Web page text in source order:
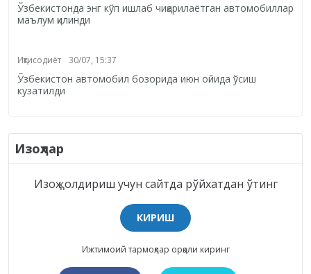
Ўзбекистонда энг кўп ишлаб чиқарилаётган автомобиллар
маълум қилинди
Иқтисодиёт 30/07, 15:37
Ўзбекистон автомобил бозорида июн ойида ўсиш
кузатилди
Изоҳлар
Изоҳ қолдириш учун сайтда рўйхатдан ўтинг
КИРИШ
Ижтимоий тармоқлар орқали киринг